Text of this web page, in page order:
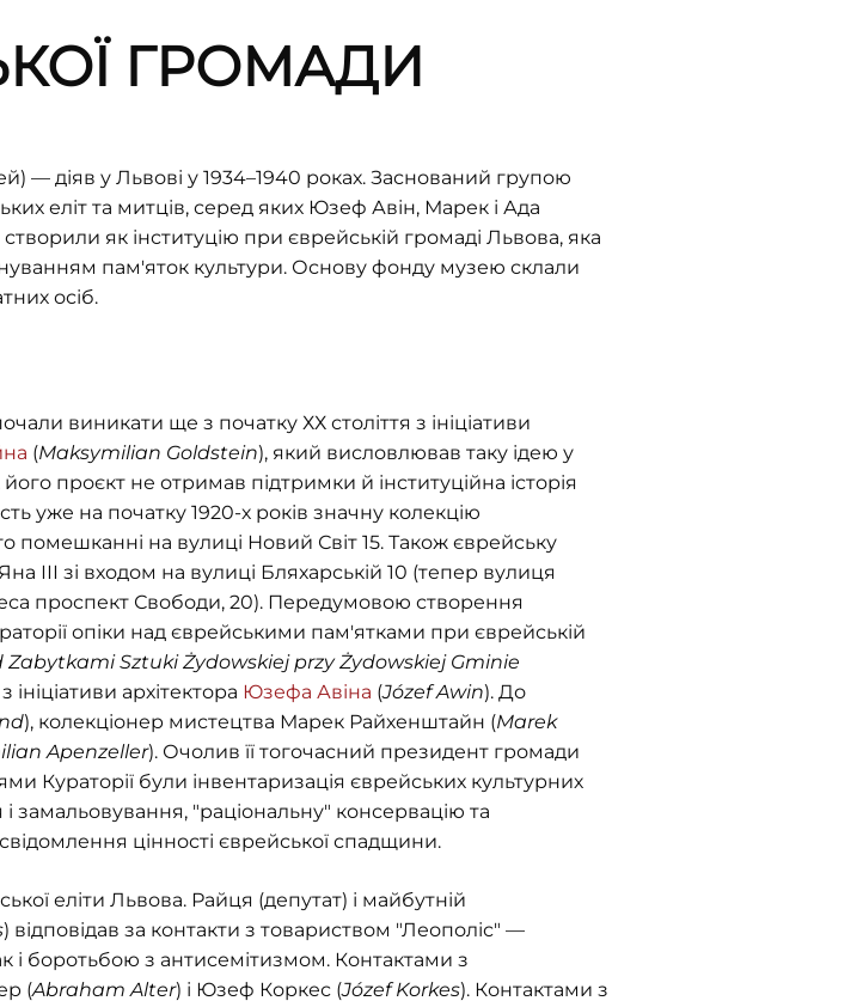
ГРОМАДИ
— діяв у Львові у 1934–1940 роках. Заснований групою
еліт та митців, серед яких Юзеф Авін, Марек і Ада
як інституцію при єврейській громаді Львова, яка
пам'яток культури. Основу фонду музею склали
осіб.
виникати ще з початку ХХ століття з ініціативи
(Maksymilian Goldstein), який висловлював таку ідею у
проєкт не отримав підтримки й інституційна історія
уже на початку 1920-х років значну колекцію
помешканні на вулиці Новий Світ 15. Також єврейську
ІІІ зі входом на вулиці Бляхарській 10 (тепер вулиця
проспект Свободи, 20). Передумовою створення
опіки над єврейськими пам'ятками при єврейській
Sztuki Żydowskiej przy Żydowskiej Gminie
ініціативи архітектора Юзефа Авіна (Józef Awin). До
), колекціонер мистецтва Марек Райхенштайн (Marek
Apenzeller). Очолив її тогочасний президент громади
Кураторії були інвентаризація єврейських культурних
замальовування, "раціональну" консервацію та
цінності єврейської спадщини.
еліти Львова. Райця (депутат) і майбутній
) відповідав за контакти з товариством "Леополіс" —
і боротьбою з антисемітизмом. Контактами з
(Abraham Alter) і Юзеф Коркес (Józef Korkes). Контактами з